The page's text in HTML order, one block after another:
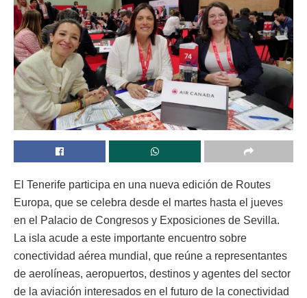
El Tenerife participa en una nueva edición de Routes
Europa, que se celebra desde el martes hasta el jueves
en el Palacio de Congresos y Exposiciones de Sevilla.
La isla acude a este importante encuentro sobre
conectividad aérea mundial, que reúne a representantes
de aerolíneas, aeropuertos, destinos y agentes del sector
de la aviación interesados en el futuro de la conectividad